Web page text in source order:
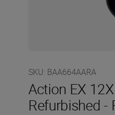
SKU: BAA664AARA
Action EX
Refurbished -